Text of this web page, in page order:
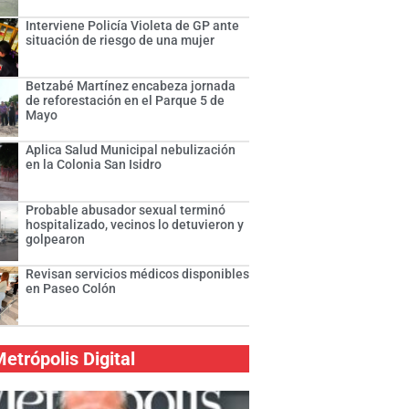
Interviene Policía Violeta de GP ante
situación de riesgo de una mujer
Betzabé Martínez encabeza jornada
de reforestación en el Parque 5 de
Mayo
Aplica Salud Municipal nebulización
en la Colonia San Isidro
Probable abusador sexual terminó
hospitalizado, vecinos lo detuvieron y
golpearon
Revisan servicios médicos disponibles
en Paseo Colón
Digital